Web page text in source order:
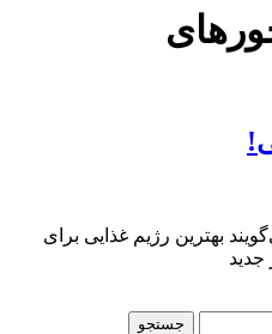
بهترین رژیم غذایی برای